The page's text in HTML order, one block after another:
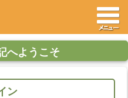
へようこそ
ン